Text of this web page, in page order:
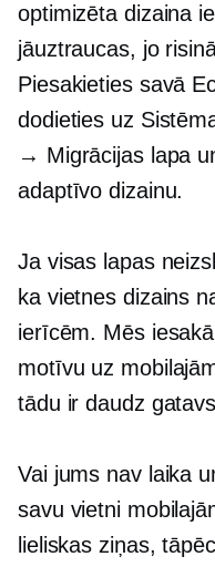
optimizēta dizaina
jāuztraucas, jo
Piesakieties savā
dodieties uz
→ Migrācijas lapa
adaptīvo dizainu.
Ja visas lapas
ka vietnes dizains
ierīcēm. Mēs
motīvu uz
tādu ir daudz gatavs
Vai jums nav laika
savu vietni
lieliskas ziņas,